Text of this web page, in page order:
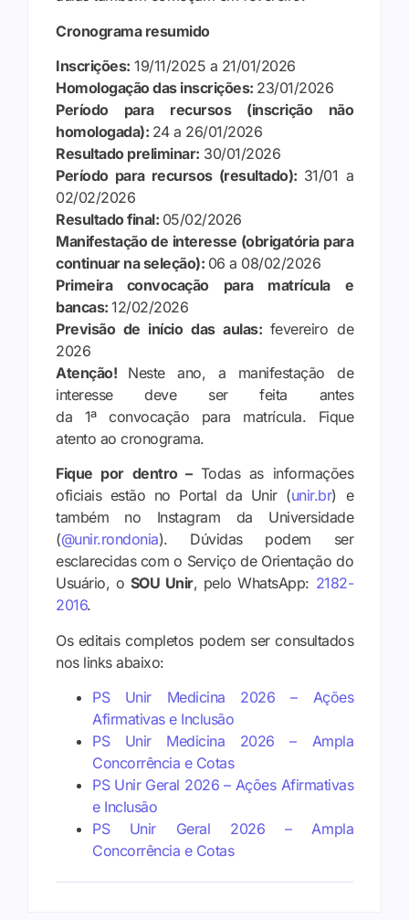
Cronograma resumido
Inscrições: 19/11/2025 a 21/01/2026
Homologação das inscrições: 23/01/2026
Período para recursos (inscrição não
homologada): 24 a 26/01/2026
Resultado preliminar: 30/01/2026
Período para recursos (resultado): 31/01 a
02/02/2026
Resultado final: 05/02/2026
Manifestação de interesse (obrigatória para
continuar na seleção): 06 a 08/02/2026
Primeira convocação para matrícula e
bancas: 12/02/2026
Previsão de início das aulas: fevereiro de
2026
Atenção! Neste ano, a manifestação de
interesse deve ser feita antes
da 1ª convocação para matrícula. Fique
atento ao cronograma.
Fique por dentro – Todas as informações
oficiais estão no Portal da Unir (unir.br) e
também no Instagram da Universidade
(@unir.rondonia). Dúvidas podem ser
esclarecidas com o Serviço de Orientação do
Usuário, o SOU Unir, pelo WhatsApp: 2182-
2016.
Os editais completos podem ser consultados
nos links abaixo:
PS Unir Medicina 2026 – Ações
Afirmativas e Inclusão
PS Unir Medicina 2026 – Ampla
Concorrência e Cotas
PS Unir Geral 2026 – Ações Afirmativas
e Inclusão
PS Unir Geral 2026 – Ampla
Concorrência e Cotas